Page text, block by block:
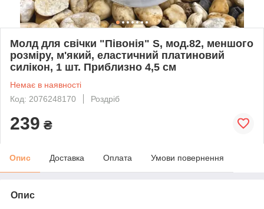
Молд для свічки "Півонія" S, мод.82, меншого
розміру, м'який, еластичний платиновий
силікон, 1 шт. Приблизно 4,5 см
Немає в наявності
Код: 2076248170
Роздріб
239 ₴
Опис Доставка Оплата Умови повернення
Опис